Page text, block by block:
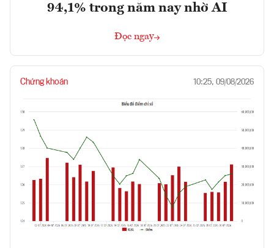
94,1% trong năm nay nhờ AI
Đọc ngay
Chứng khoán 10:25, 09/08/2026